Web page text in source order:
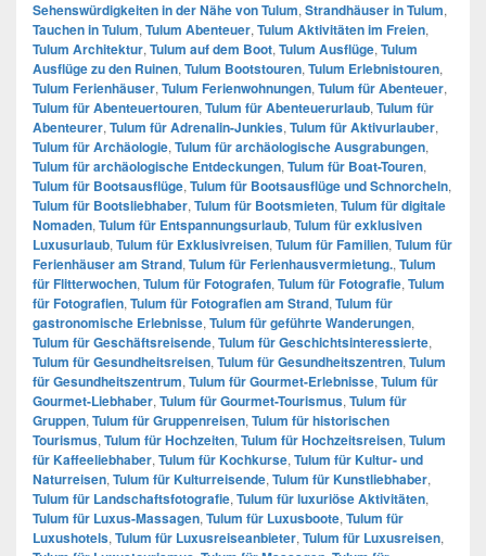
Sehenswürdigkeiten in der Nähe von Tulum, Strandhäuser in Tulum,
Tauchen in Tulum, Tulum Abenteuer, Tulum Aktivitäten im Freien,
Tulum Architektur, Tulum auf dem Boot, Tulum Ausflüge, Tulum
Ausflüge zu den Ruinen, Tulum Bootstouren, Tulum Erlebnistouren,
Tulum Ferienhäuser, Tulum Ferienwohnungen, Tulum für Abenteuer,
Tulum für Abenteuertouren, Tulum für Abenteuerurlaub, Tulum für
Abenteurer, Tulum für Adrenalin-Junkies, Tulum für Aktivurlauber,
Tulum für Archäologie, Tulum für archäologische Ausgrabungen,
Tulum für archäologische Entdeckungen, Tulum für Boat-Touren,
Tulum für Bootsausflüge, Tulum für Bootsausflüge und Schnorcheln,
Tulum für Bootsliebhaber, Tulum für Bootsmieten, Tulum für digitale
Nomaden, Tulum für Entspannungsurlaub, Tulum für exklusiven
Luxusurlaub, Tulum für Exklusivreisen, Tulum für Familien, Tulum für
Ferienhäuser am Strand, Tulum für Ferienhausvermietung., Tulum
für Flitterwochen, Tulum für Fotografen, Tulum für Fotografie, Tulum
für Fotografien, Tulum für Fotografien am Strand, Tulum für
gastronomische Erlebnisse, Tulum für geführte Wanderungen,
Tulum für Geschäftsreisende, Tulum für Geschichtsinteressierte,
Tulum für Gesundheitsreisen, Tulum für Gesundheitszentren, Tulum
für Gesundheitszentrum, Tulum für Gourmet-Erlebnisse, Tulum für
Gourmet-Liebhaber, Tulum für Gourmet-Tourismus, Tulum für
Gruppen, Tulum für Gruppenreisen, Tulum für historischen
Tourismus, Tulum für Hochzeiten, Tulum für Hochzeitsreisen, Tulum
für Kaffeeliebhaber, Tulum für Kochkurse, Tulum für Kultur- und
Naturreisen, Tulum für Kulturreisende, Tulum für Kunstliebhaber,
Tulum für Landschaftsfotografie, Tulum für luxuriöse Aktivitäten,
Tulum für Luxus-Massagen, Tulum für Luxusboote, Tulum für
Luxushotels, Tulum für Luxusreiseanbieter, Tulum für Luxusreisen,